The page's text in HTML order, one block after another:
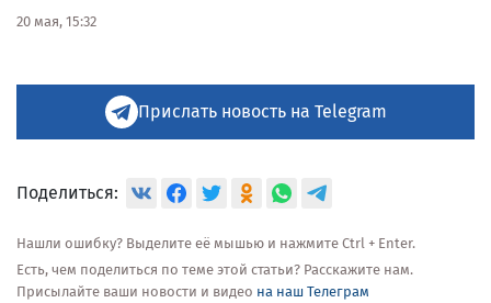
20 мая, 15:32
Прислать новость на Telegram
Поделиться:
Нашли ошибку? Выделите её мышью и нажмите Ctrl + Enter.
Есть, чем поделиться по теме этой статьи? Расскажите нам.
Присылайте ваши новости и видео на наш Телеграм